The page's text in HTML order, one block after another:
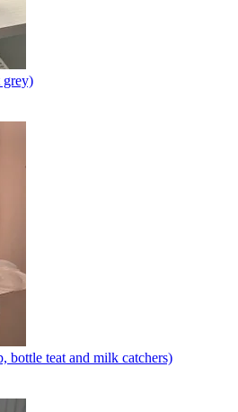
grey)
bottle teat and milk catchers)